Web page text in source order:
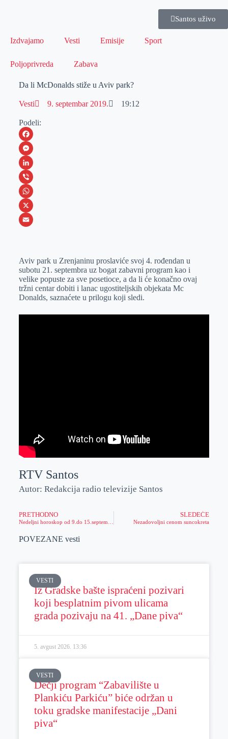
Santos uživo
Izdvajamo Vesti Emisije Sport
Poljoprivreda Zabava
Da li McDonalds stiže u Aviv park?
Vesti 9. septembar 2019. 19:12
Podeli:
F
a
c
e
b
o
M
e
s
s
e
e
r
L
i
n
k
I
n
V
i
b
W
h
s
A
p
X
a
i
l
Aviv park u Zrenjaninu proslaviće svoj 4. rođendan u
subotu 21. septembra uz bogat zabavni program kao i
velike popuste za sve posetioce, a da li će konačno ovaj
tržni centar dobiti i lanac ugostiteljskih objekata Mc
Donalds, saznaćete u prilogu koji sledi.
RTV Santos
Autor: Redakcija radio televizije Santos
PRETHODNO SLEDEĆE
Nezadovoljni cenom suncokreta
POVEZANE vesti
VESTI
Iz Gradske bašte ispraćeni pozivari
koji besplatnim pivom ulicama
grada pozivaju na 41. „Dane piva“
5. avgust 2026. 13:36
VESTI
Dečji program “Zabavilište u
Plankiću Parkiću” biće održan u
toku gradske manifestacije „Dani
piva“